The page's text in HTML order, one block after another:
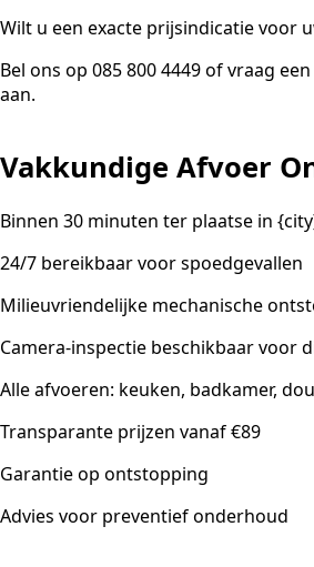
Wilt u een exacte prijsindicatie voor
Bel ons op 085 800 4449 of vraag
aan.
Vakkundige Afvoer
Binnen 30 minuten ter plaatse in
24/7 bereikbaar voor spoedgevallen
Milieuvriendelijke mechanische
Camera-inspectie beschikbaar voor
Alle afvoeren: keuken, badkamer,
Transparante prijzen vanaf €89
Garantie op ontstopping
Advies voor preventief onderhoud